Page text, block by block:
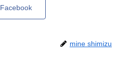
Facebook
mine shimizu